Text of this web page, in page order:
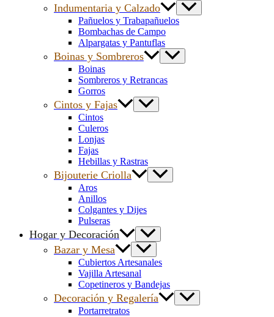
Indumentaria y Calzado
Pañuelos y Trabapañuelos
Bombachas de Campo
Alpargatas y Pantuflas
Boinas y Sombreros
Boinas
Sombreros y Retrancas
Gorros
Cintos y Fajas
Cintos
Culeros
Lonjas
Fajas
Hebillas y Rastras
Bijouterie Criolla
Aros
Anillos
Colgantes y Dijes
Pulseras
Hogar y Decoración
Bazar y Mesa
Cubiertos Artesanales
Vajilla Artesanal
Copetineros y Bandejas
Decoración y Regalería
Portarretratos